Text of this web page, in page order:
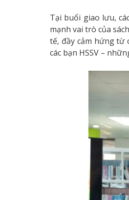
Tại buổi giao lưu,
mạnh vai trò của
tế, đầy cảm hứng từ
các bạn HSSV –